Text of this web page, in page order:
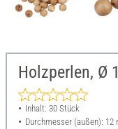
Holzperlen, Ø
Inhalt: 30 Stück
Durchmesser (außen): 12